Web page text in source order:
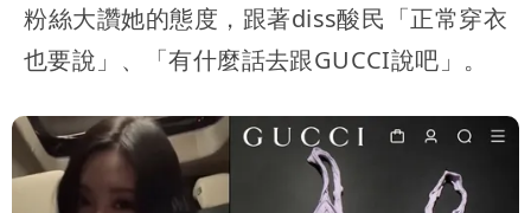
粉絲大讚她的態度，跟著diss酸民「正常穿衣
也要說」、「有什麼話去跟GUCCI說吧」。